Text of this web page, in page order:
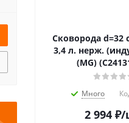
Сковорода d=32
3,4 л. нерж.
(MG)
Много
2 994₽/